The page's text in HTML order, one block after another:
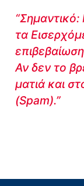
τα
Αν δεν το
ματιά και
(Spam).”